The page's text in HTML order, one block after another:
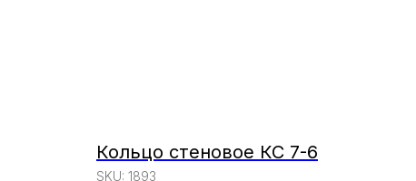
Кольцо стеновое КС 7-6
SKU: 1893